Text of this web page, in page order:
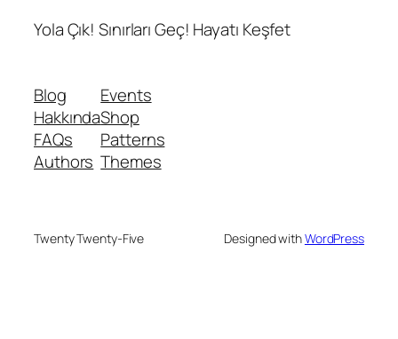
Yola Çık! Sınırları Geç! Hayatı Keşfet
Blog
Hakkında
FAQs
Authors
Events
Shop
Patterns
Themes
Twenty Twenty-Five Designed withWordPress